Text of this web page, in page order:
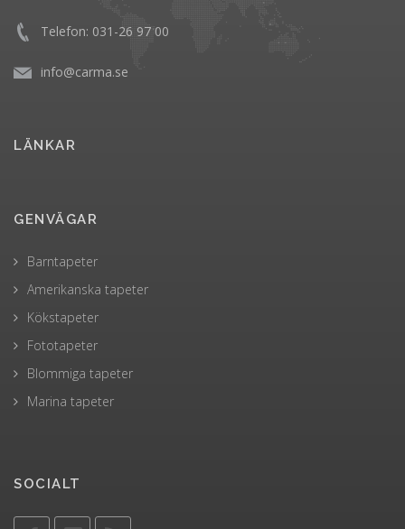
Telefon: 031-26 97 00
info@carma.se
LÄNKAR
GENVÄGAR
Barntapeter
Amerikanska tapeter
Kökstapeter
Fototapeter
Blommiga tapeter
Marina tapeter
SOCIALT